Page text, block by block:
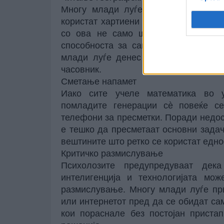
Многу млади луѓе пораснаа со
користат хартиени карти или да
со ова не само што се губи една
способноста за самостојно
млади луѓе денес имаат тешкотии
часовник.
Сметање напамет
Иако сите учеле математика во
помладите генерации сè повеќе
телефони за пресметки. Поради
е тешко да пресметаат основни
вештините што ретко се користат
Критичко размислување
Психолозите предупредуваат
интелигенција и технологијата
размислување. Многу млади луѓе
или интернетот пред да се обидат
кои пораснале без постојан